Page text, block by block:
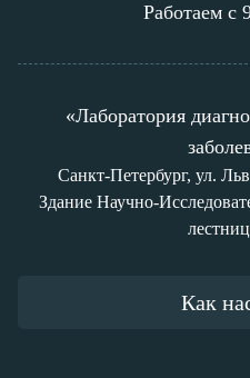
Работаем с
«Лаборатория
Санкт-Петербург, ул.
Здание Научно-
Как